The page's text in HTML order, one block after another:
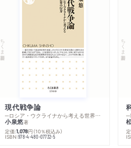
ちくま新書
現代戦争論
─ロシア・ウクライナから考える世界の行方
小泉悠著
定価:1,078円 （10％税込み）
ISBN:978-4-480-07732-5
ちくま新書
─